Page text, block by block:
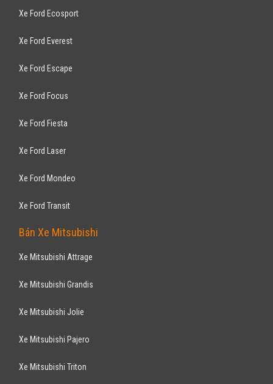
Xe Ford Ecosport
Xe Ford Everest
Xe Ford Escape
Xe Ford Focus
Xe Ford Fiesta
Xe Ford Laser
Xe Ford Mondeo
Xe Ford Transit
Bán Xe Mitsubishi
Xe Mitsubishi Attrage
Xe Mitsubishi Grandis
Xe Mitsubishi Jolie
Xe Mitsubishi Pajero
Xe Mitsubishi Triton